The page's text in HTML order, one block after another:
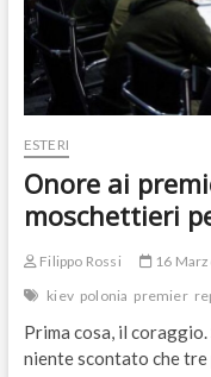
gas
ESTERI
Onore ai
moschettieri
Filippo Rossi
16
kiev polonia premier
Prima cosa, il
niente scontato che